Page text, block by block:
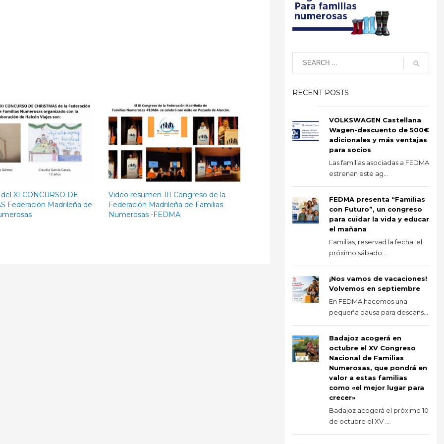
XI CONCURSO DE
Federación Madrileña de
Video resumen-III Congreso de la
Federación Madrileña de Familias
Numerosas -FEDMA
RECENT POSTS
VOLKSWAGEN Castellana
Wagen-descuento de 500€
adicionales y más ventajas
para socios
Las familias asociadas a FEDMA
estrenan este ag...
FEDMA presenta “Familias
con Futuro”, un congreso
para cuidar la vida y educar
el mañana
Familias, reservad la fecha: el
próximo sábado ...
¡Nos vamos de vacaciones!
Volvemos en septiembre
En FEDMA hacemos una
pequeña pausa para descans...
Badajoz acogerá en
octubre el XV Congreso
Nacional de Familias
Numerosas, que pondrá en
valor a estas familias
como «el mejor lugar para
crecer»
Badajoz acogerá el próximo 10
de octubre el XV ...